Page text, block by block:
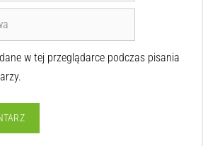
w tej przeglądarce podczas pisania